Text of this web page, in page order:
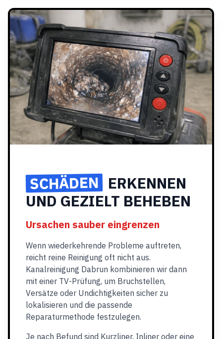
SCHÄDEN ERKENNEN
UND GEZIELT BEHEBEN
Ursachen sauber eingrenzen
Wenn wiederkehrende Probleme auftreten,
reicht reine Reinigung oft nicht aus.
Kanalreinigung Dabrun kombinieren wir dann
mit einer TV-Prüfung, um Bruchstellen,
Versätze oder Undichtigkeiten sicher zu
lokalisieren und die passende
Reparaturmethode festzulegen.
Je nach Befund sind Kurzliner, Inliner oder eine